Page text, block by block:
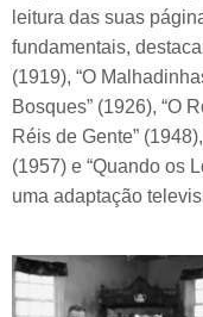
leitura das suas
fundamentais,
(1919), “O
Bosques” (1926), “O
Réis de Gente”
(1957) e “Quando os
uma adaptação